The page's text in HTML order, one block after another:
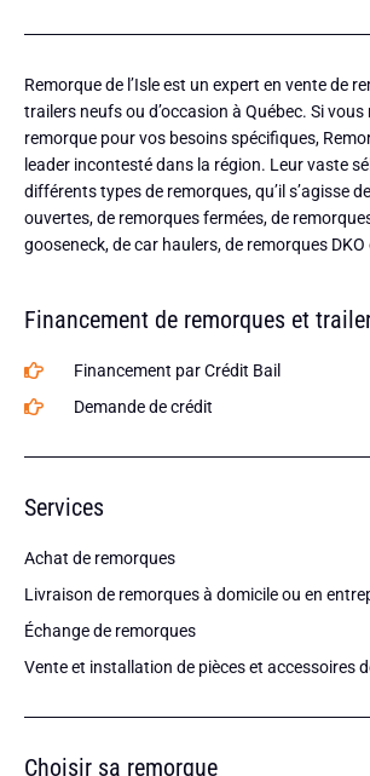
Remorque de l’Isle est un expert en vente de
trailers neufs ou d’occasion à Québec. Si
remorque pour vos besoins spécifiques,
leader incontesté dans la région. Leur vaste
différents types de remorques, qu’il s’agisse
ouvertes, de remorques fermées, de
gooseneck, de car haulers, de remorques
Financement de remorques et
Financement par Crédit Bail
Demande de crédit
Services
Achat de remorques
Livraison de remorques à domicile ou en
Échange de remorques
Vente et installation de pièces et accessoires
Choisir sa remorque